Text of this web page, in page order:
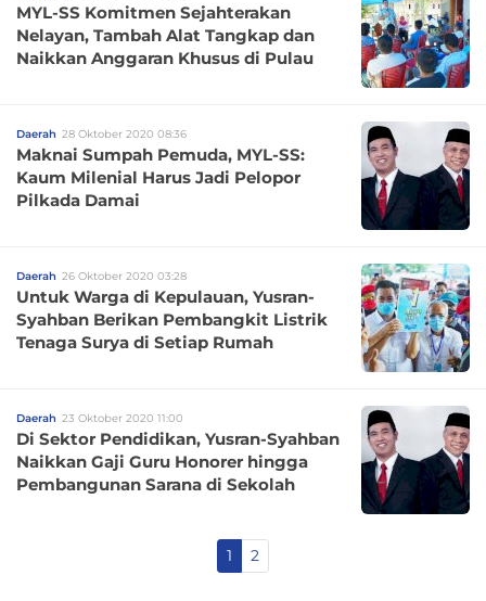
MYL-SS Komitmen Sejahterakan
Nelayan, Tambah Alat Tangkap dan
Naikkan Anggaran Khusus di Pulau
Daerah 28 Oktober 2020 08:36
Maknai Sumpah Pemuda, MYL-SS:
Kaum Milenial Harus Jadi Pelopor
Pilkada Damai
Daerah 26 Oktober 2020 03:28
Untuk Warga di Kepulauan, Yusran-
Syahban Berikan Pembangkit Listrik
Tenaga Surya di Setiap Rumah
Daerah 23 Oktober 2020 11:00
Di Sektor Pendidikan, Yusran-Syahban
Naikkan Gaji Guru Honorer hingga
Pembangunan Sarana di Sekolah
1 2